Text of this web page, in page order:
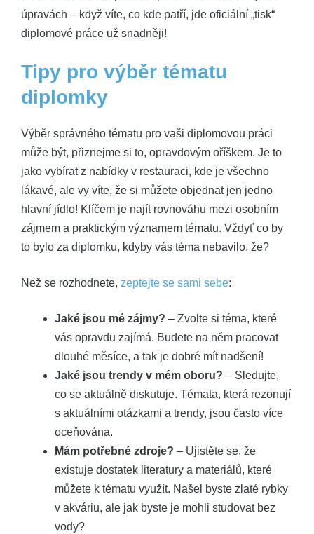
úpravách – když víte, co kde patří, jde oficiální „tisk“
diplomové práce už snadněji!
Tipy pro výběr tématu
diplomky
Výběr správného tématu pro vaši diplomovou práci
může být, přiznejme si to, opravdovým oříškem. Je to
jako vybírat z nabídky v restauraci, kde je všechno
lákavé, ale vy víte, že si můžete objednat jen jedno
hlavní jídlo! Klíčem je najít rovnováhu mezi osobním
zájmem a praktickým významem tématu. Vždyť co by
to bylo za diplomku, kdyby vás téma nebavilo, že?
Než se rozhodnete, zeptejte se sami sebe:
Jaké jsou mé zájmy? – Zvolte si téma, které
vás opravdu zajímá. Budete na něm pracovat
dlouhé měsíce, a tak je dobré mít nadšení!
Jaké jsou trendy v mém oboru? – Sledujte,
co se aktuálně diskutuje. Témata, která rezonují
s aktuálními otázkami a trendy, jsou často více
oceňována.
Mám potřebné zdroje? – Ujistěte se, že
existuje dostatek literatury a materiálů, které
můžete k tématu využít. Našel byste zlaté rybky
v akváriu, ale jak byste je mohli studovat bez
vody?